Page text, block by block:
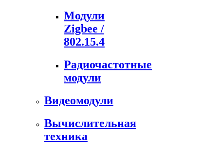
Модули
Zigbee /
802.15.4
Радиочастотные
модули
Видеомодули
Вычислительная
техника